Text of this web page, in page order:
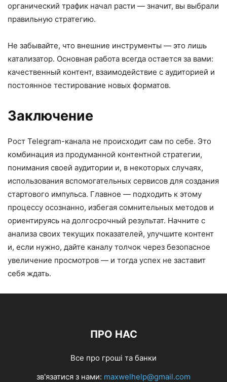
органический трафик начал расти — значит, вы выбрали
правильную стратегию.
Не забывайте, что внешние инструменты — это лишь
катализатор. Основная работа всегда остается за вами:
качественный контент, взаимодействие с аудиторией и
постоянное тестирование новых форматов.
Заключение
Рост Telegram-канала не происходит сам по себе. Это
комбинация из продуманной контентной стратегии,
понимания своей аудитории и, в некоторых случаях,
использования вспомогательных сервисов для создания
стартового импульса. Главное — подходить к этому
процессу осознанно, избегая сомнительных методов и
ориентируясь на долгосрочный результат. Начните с
анализа своих текущих показателей, улучшите контент
и, если нужно, дайте каналу толчок через безопасное
увеличение просмотров — и тогда успех не заставит
себя ждать.
ПРО НАС
Все про гроші та банки
зв'язатися з нами: maxwelhelp@gmail.com